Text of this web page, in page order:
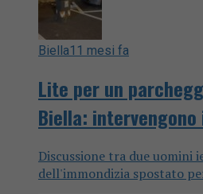
Biella11 mesi fa
Lite per un
Biella:
Discussione tra due uomini
dell'immondizia spostato